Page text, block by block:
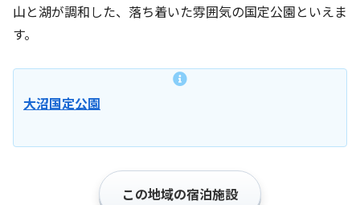
山と湖が調和した、落ち着いた雰囲気の国定公園といえま
す。
大沼国定公園
この地域の宿泊施設